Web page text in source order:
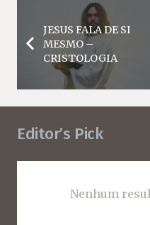
JESUS FALA DE SI
MESMO –
CRISTOLOGIA
Editor’s Pick
Nenhum